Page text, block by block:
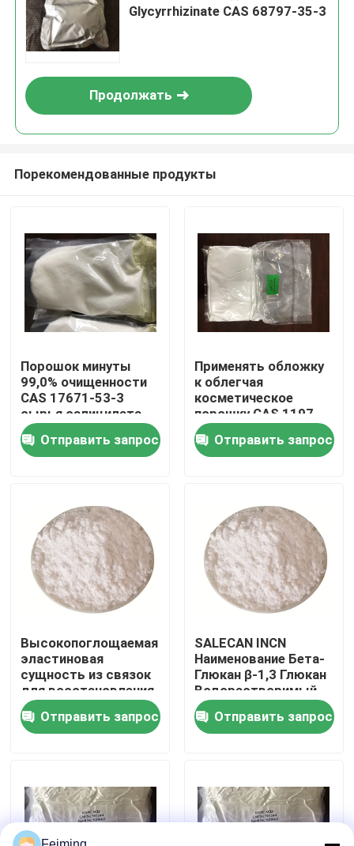
Дом
Продукты
О нас
Путешествие фабрики
Проверка качества
Свяжитесь мы
Спросите цитату
Мономер Polyimide
Резиновый материал для покрытий
Glycyrrhizinate CAS 68797-35-3
Продолжать
Порекомендованные продукты
Порошок минуты
99,0% очищенности
CAS 17671-53-3
сырья салицилата
Betaine
косметические
белый
Отправить запрос
Применять обложку
к облегчая
косметическое
порошку CAS 1197-
18-8 сырья
Tranexamic
кисловочному для
Отправить запрос
Высокопоглощаемая
эластиновая
сущность из связок
для восстановления
эластичности
кремов для кожи
Отправить запрос
SALECAN INCN
Наименование Бета-
Глюкан β-1,3 Глюкан
Водорастворимый
Глюкан Для
косметики
Отправить запрос